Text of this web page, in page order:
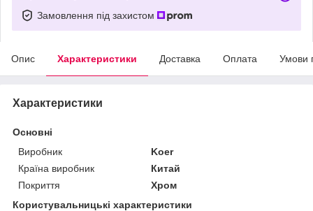
Замовлення під захистом
Опис Характеристики Доставка Оплата Умови
Характеристики
Основні
Виробник
Koer
Країна виробник
Китай
Покриття
Хром
Користувальницькі характеристики